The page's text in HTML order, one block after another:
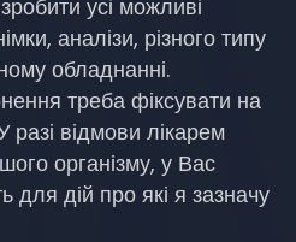
усі можливі
аналізи, різного типу
обладнанні.
треба фіксувати на
разі відмови лікарем
організму, у Вас
для дій про які я зазначу